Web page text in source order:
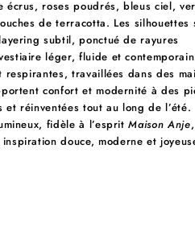
écrus, roses poudrés, bleus ciel,
de terracotta. Les silhouettes
subtil, ponctué de rayures
léger, fluide et
respirantes, travaillées dans des
confort et modernité à des
et réinventées tout au long de l’été.
fidèle à l’espritMaison Anje
douce, moderne et